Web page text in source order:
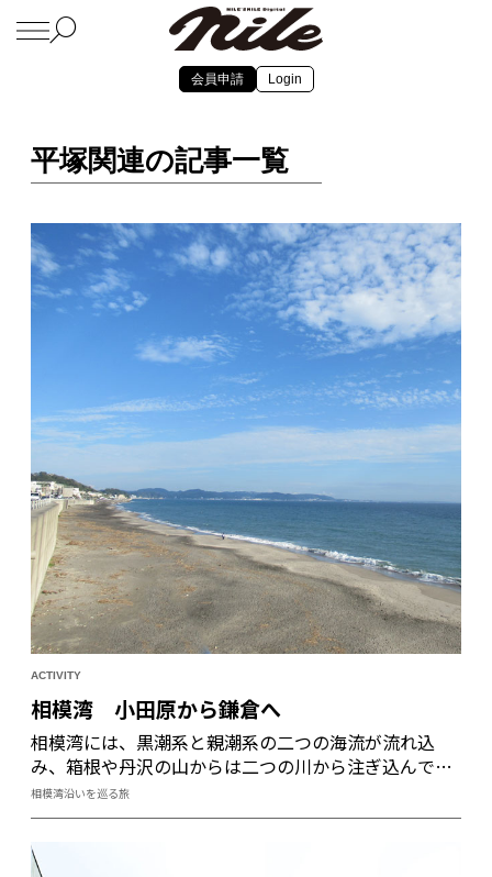
会員申請 Login
平塚関連の記事一覧
ACTIVITY
相模湾 小田原から鎌倉へ
相模湾には、黒潮系と親潮系の二つの海流が流れ込
み、箱根や丹沢の山からは二つの川から注ぎ込んでい
る。この特殊な地形こそが、相模湾に豊漁をもたら
す。 相模湾のおひざ元・小田原漁港と平塚漁港へ。さ
らに、相模湾沿いに鎌倉へ向かい、洋館ビッグ3を巡
る散歩に出た。
相模湾沿いを巡る旅